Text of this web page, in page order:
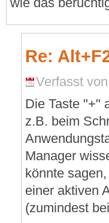
Re:
Verfasst
Die Taste "+"
z.B. beim
Manager
könnte
einer aktiven
(zumindest